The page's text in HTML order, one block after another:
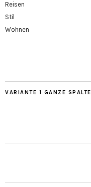
Reisen
Stil
Wohnen
VARIANTE 1 GANZE SPALTE